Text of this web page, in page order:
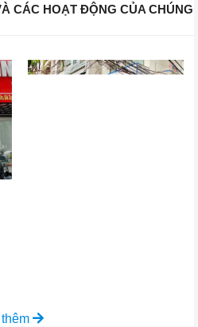
CÁC HOẠT ĐỘNG CỦA CHÚNG